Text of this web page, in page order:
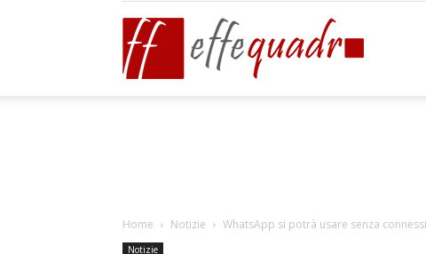
Home Notizie WhatsApp si potrà usare senza
Notizie